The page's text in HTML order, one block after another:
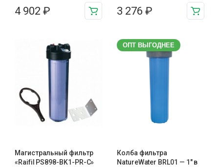
4 902 ₽ 3 276 ₽
Магистральный фильтр
«Raifil PS898-BK1-PR-C»
ОПТ ВЫГОДНЕЕ
Колба фильтра
NatureWater BRL01 — 1″ в